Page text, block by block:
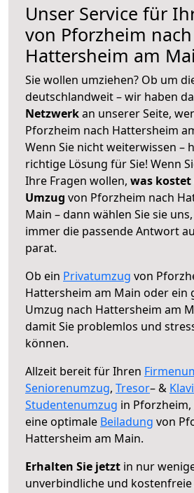
Unser Service für
von Pforzheim nach
Hattersheim am
Sie wollen umziehen? Ob um
deutschlandweit – wir haben
Netzwerkan unserer Seite,
Pforzheim nach Hattersheim
Wenn Sie nicht weiterwissen –
richtige Lösung für Sie! Wenn
Ihre Fragen wollen, was
Umzug von Pforzheim nach
Main – dann wählen Sie sie
immer die passende Antwort
parat.
Ob ein Privatumzug von
Hattersheim am Main oder ein
Umzug nach Hattersheim am
damit Sie problemlos und
können.
Allzeit bereit für Ihren
Seniorenumzug, Tresor– &
Studentenumzug in Pforzheim,
eine optimale Beiladung von
Hattersheim am Main.
Erhalten Sie jetzt in nur
unverbindliche und kostenfreie